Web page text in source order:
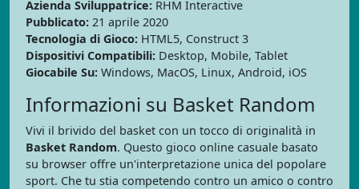
Azienda Sviluppatrice: RHM Interactive
Pubblicato: 21 aprile 2020
Tecnologia di Gioco: HTML5, Construct 3
Dispositivi Compatibili: Desktop, Mobile, Tablet
Giocabile Su: Windows, MacOS, Linux, Android, iOS
Informazioni su Basket Random
Vivi il brivido del basket con un tocco di originalità in
Basket Random. Questo gioco online casuale basato
su browser offre un'interpretazione unica del popolare
sport. Che tu stia competendo contro un amico o contro